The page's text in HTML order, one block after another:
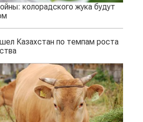
колорадского жука будут
Казахстан по темпам роста